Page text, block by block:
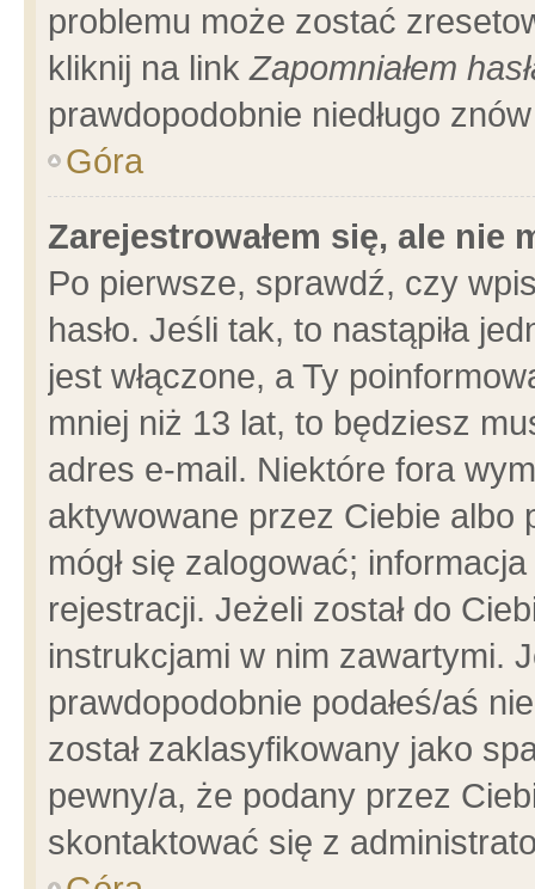
problemu może zostać
kliknij na linkZapomniałem
prawdopodobnie niedługo
Góra
Zarejestrowałem się, ale nie
Po pierwsze, sprawdź, czy
hasło. Jeśli tak, to nastąpiła
jest włączone, a Ty
mniej niż 13 lat, to będziesz
adres e-mail. Niektóre fora
aktywowane przez Ciebie albo
mógł się zalogować;
rejestracji. Jeżeli został do
instrukcjami w nim zawartymi.
prawdopodobnie podałeś/aś
został zaklasyfikowany jako
pewny/a, że podany przez
skontaktować się z